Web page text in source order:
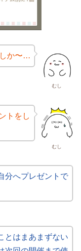
むし
か〜…
むし
トをし
分へプレゼントで
とはまあまずない